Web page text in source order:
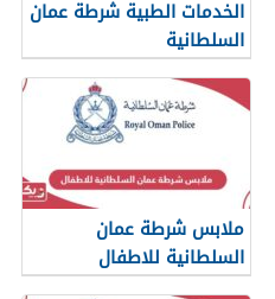
الخدمات الطبية شرطة عمان
السلطانية
ملابس شرطة عمان
السلطانية للاطفال